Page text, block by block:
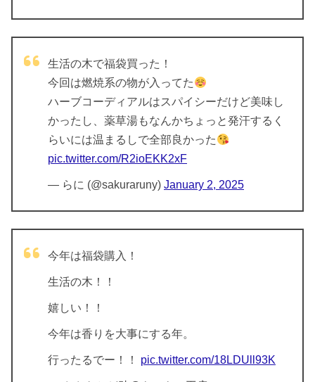
生活の木で福袋買った！
今回は燃焼系の物が入ってた
ハーブコーディアルはスパイシーだけど美味し
かったし、薬草湯もなんかちょっと発汗するく
らいには温まるしで全部良かった
pic.twitter.com/R2ioEKK2xF
— らに (@sakuraruny) January 2, 2025
今年は福袋購入！
生活の木！！
嬉しい！！
今年は香りを大事にする年。
行ったるでー！！ pic.twitter.com/18LDUll93K